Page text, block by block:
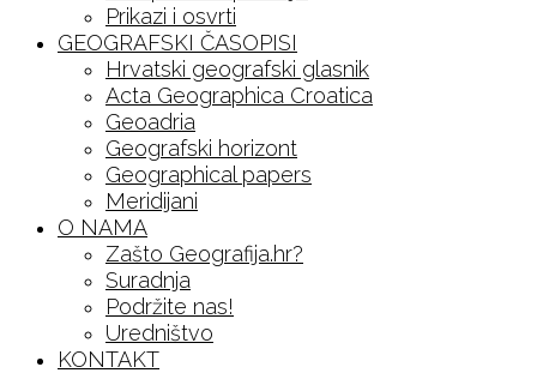
Prikazi i osvrti
GEOGRAFSKI ČASOPISI
Hrvatski geografski glasnik
Acta Geographica Croatica
Geoadria
Geografski horizont
Geographical papers
Meridijani
O NAMA
Zašto Geografija.hr?
Suradnja
Podržite nas!
Uredništvo
KONTAKT